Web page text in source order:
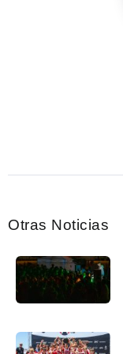
Otras Noticias